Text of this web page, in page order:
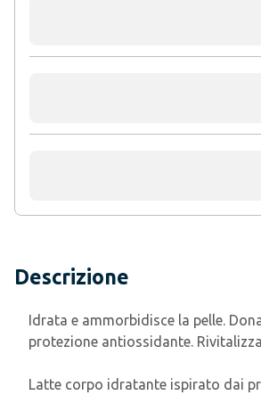
Descrizione
Idrata e ammorbidisce la pelle.
protezione antiossidante.
Latte corpo idratante ispirato dai